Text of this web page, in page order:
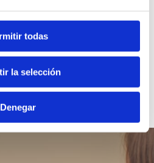
todas
la selección
Denegar
à jour la présente politique
Les modifications seront
entreront en vigueur au
2025.